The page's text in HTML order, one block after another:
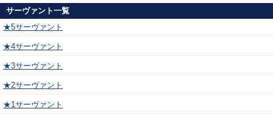
サーヴァント一覧
★5サーヴァント
★4サーヴァント
★3サーヴァント
★2サーヴァント
★1サーヴァント